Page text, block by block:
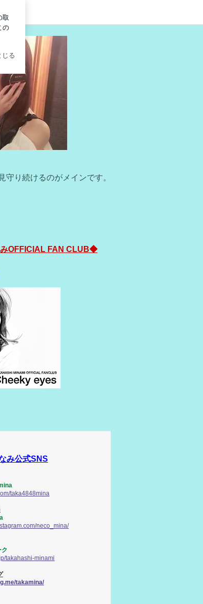
守り続けるのがメインです。
OFFICIAL FAN CLUB◆
み公式SNS
taka4848mina
neco_mina/
ク
takahashi-minami
takamina/